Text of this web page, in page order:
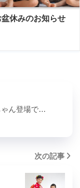
盆休みのお知らせ
ゃん登場で…
次の記事